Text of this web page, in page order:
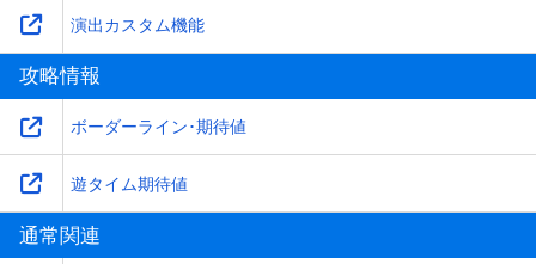
演出カスタム機能
攻略情報
ボーダーライン･期待値
遊タイム期待値
通常関連